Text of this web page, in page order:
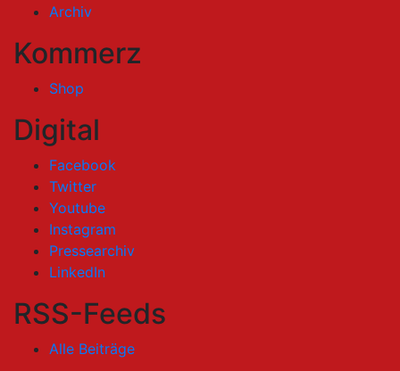
Archiv
Kommerz
Shop
Digital
Facebook
Twitter
Youtube
Instagram
Pressearchiv
LinkedIn
RSS-Feeds
Alle Beiträge